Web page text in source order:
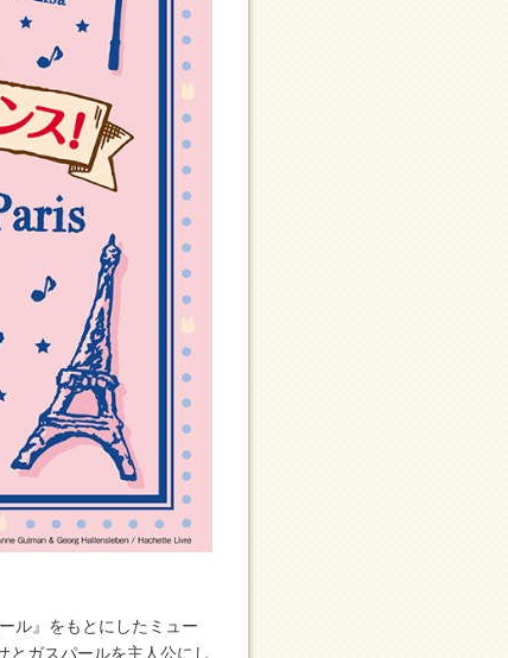
ル』をもとにしたミュー
とガスパールを主人公にし